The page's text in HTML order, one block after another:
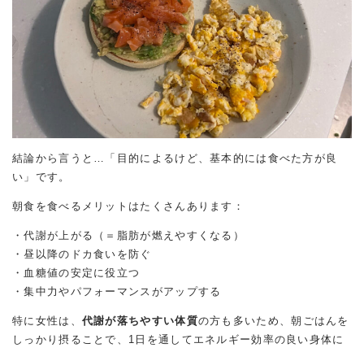
結論から言うと…「目的によるけど、基本的には食べた方が良
い」です。
朝食を食べるメリットはたくさんあります：
・代謝が上がる（＝脂肪が燃えやすくなる）
・昼以降のドカ食いを防ぐ
・血糖値の安定に役立つ
・集中力やパフォーマンスがアップする
特に女性は、 代謝が落ちやすい体質の方も多いため、朝ごはんを
しっかり摂ることで、1日を通してエネルギー効率の良い身体に